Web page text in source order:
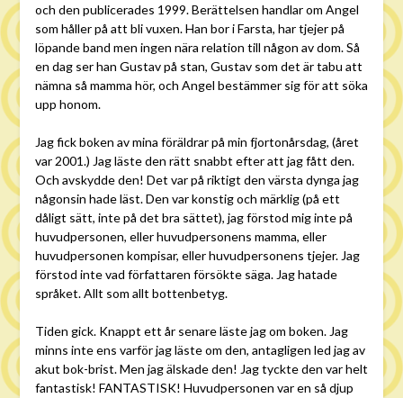
och den publicerades 1999. Berättelsen handlar om Angel
som håller på att bli vuxen. Han bor i Farsta, har tjejer på
löpande band men ingen nära relation till någon av dom. Så
en dag ser han Gustav på stan, Gustav som det är tabu att
nämna så mamma hör, och Angel bestämmer sig för att söka
upp honom.
Jag fick boken av mina föräldrar på min fjortonårsdag, (året
var 2001.) Jag läste den rätt snabbt efter att jag fått den.
Och avskydde den! Det var på riktigt den värsta dynga jag
någonsin hade läst. Den var konstig och märklig (på ett
dåligt sätt, inte på det bra sättet), jag förstod mig inte på
huvudpersonen, eller huvudpersonens mamma, eller
huvudpersonen kompisar, eller huvudpersonens tjejer. Jag
förstod inte vad författaren försökte säga. Jag hatade
språket. Allt som allt bottenbetyg.
Tiden gick. Knappt ett år senare läste jag om boken. Jag
minns inte ens varför jag läste om den, antagligen led jag av
akut bok-brist. Men jag älskade den! Jag tyckte den var helt
fantastisk! FANTASTISK! Huvudpersonen var en så djup